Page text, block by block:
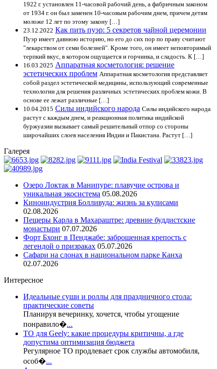
1922 г. установлен 11-часовой рабочий день, а фабричным законом
от 1934 г. он был заменен 10-часовым рабочим днем, причем детям
моложе 12 лет по этому закону […]
23.12.2022 Как пить пуэр: 5 секретов чайной церемонии
Пуэр имеет давнюю историю, но его до сих пор по праву считают
"лекарством от семи болезней". Кроме того, он имеет неповторимый
терпкий вкус, в котором ощущается и горчинка, и сладость. К […]
16.03.2025 Аппаратная косметология: решение
эстетических проблем Аппаратная косметология представляет
собой раздел эстетической медицины, использующий современные
технологии для решения различных эстетических проблем кожи. В
основе ее лежат различные […]
10.04.2015 Силы индийского народа Силы индийского народа
растут с каждым днем, и реакционная политика индийской
буржуазии вызывает самый решительный отпор со стороны
широчайших слоев населения Индии и Пакистана. Растут […]
Галерея
Озеро Локтак в Манипуре: плавучие острова и
уникальная экосистема 05.08.2026
Киноиндустрия Болливуда: жизнь за кулисами
02.08.2026
Пещеры Карла в Махараштре: древние буддистские
монастыри 07.07.2026
Форт Бхонг в Пенджабе: заброшенная крепость с
легендой о призраках 05.07.2026
Сафари на слонах в национальном парке Канха
02.07.2026
Интересное
Идеальные суши и роллы для праздничного стола:
практические советы
Планируя вечеринку, хочется, чтобы угощение
понравило�...
ТО для Geely: какие процедуры критичны, а где
допустима оптимизация бюджета
Регулярное ТО продлевает срок службы автомобиля,
особ�...